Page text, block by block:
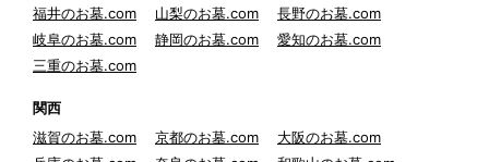
福井のお墓.com
山梨のお墓.com
長野のお墓.com
岐阜のお墓.com
静岡のお墓.com
愛知のお墓.com
三重のお墓.com
関西
滋賀のお墓.com
京都のお墓.com
大阪のお墓.com